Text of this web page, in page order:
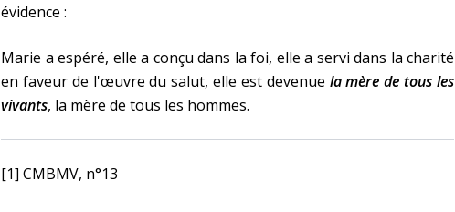
évidence :
Marie a espéré, elle a conçu dans la foi, elle a servi dans la charité
en faveur de l'œuvre du salut, elle est devenue la mère de tous les
vivants, la mère de tous les hommes.
[1] CMBMV, n°13